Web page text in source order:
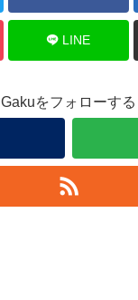
LINE
Gakuをフォローする